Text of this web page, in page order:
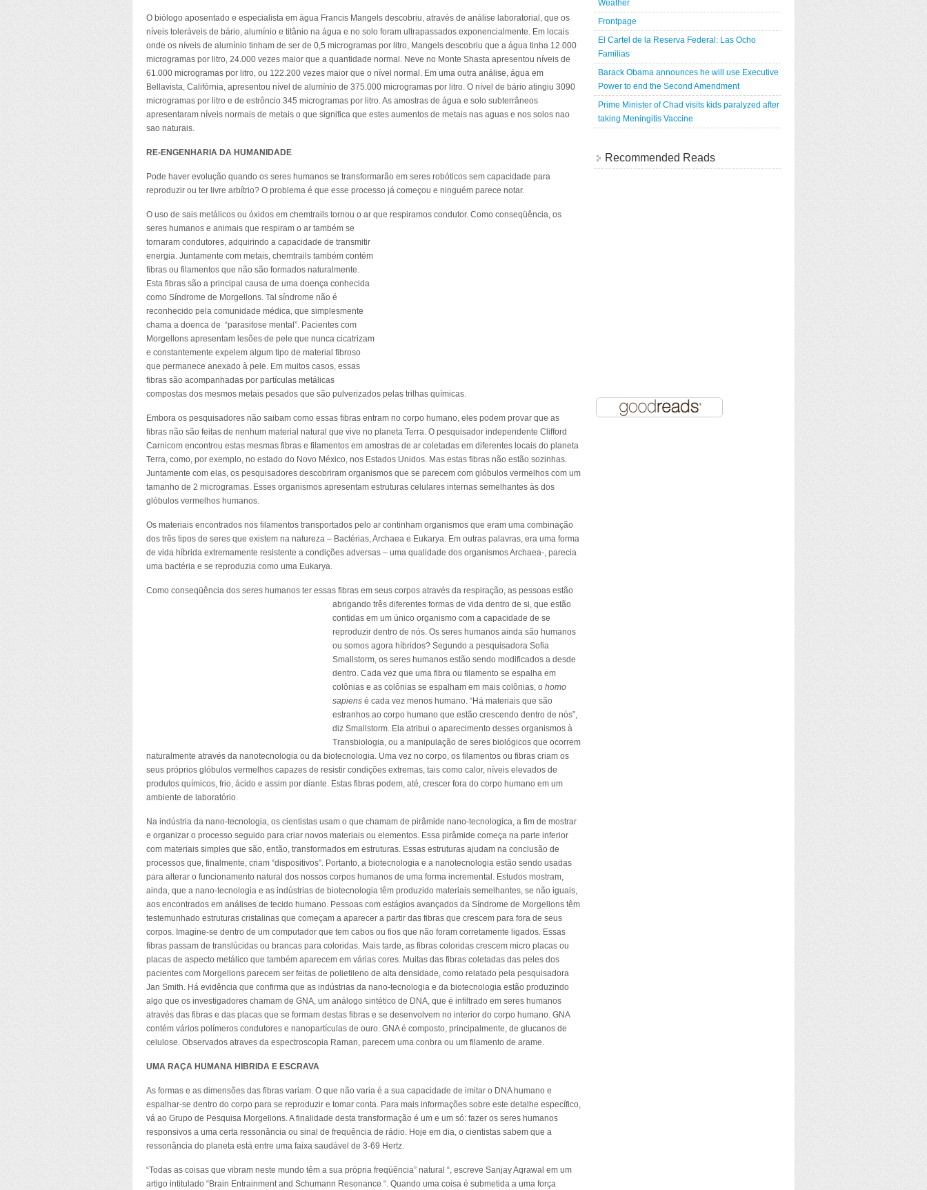
O biólogo aposentado e especialista em água Francis Mangels descobriu, através de análise laboratorial, que os
níveis toleráveis de bário, alumínio e titânio na água e no solo foram ultrapassados exponencialmente. Em locais
onde os níveis de alumínio tinham de ser de 0,5 microgramas por litro, Mangels descobriu que a água tinha 12.000
microgramas por litro, 24.000 vezes maior que a quantidade normal. Neve no Monte Shasta apresentou níveis de
61.000 microgramas por litro, ou 122.200 vezes maior que o nível normal. Em uma outra análise, água em
Bellavista, Califórnia, apresentou nível de alumínio de 375.000 microgramas por litro. O nível de bário atingiu 3090
microgramas por litro e de estrôncio 345 microgramas por litro. As amostras de água e solo subterrâneos
apresentaram níveis normais de metais o que significa que estes aumentos de metais nas aguas e nos solos nao
sao naturais.
RE-ENGENHARIA DA HUMANIDADE
Pode haver evolução quando os seres humanos se transformarão em seres robóticos sem capacidade para
reproduzir ou ter livre arbítrio? O problema é que esse processo já começou e ninguém parece notar.
O uso de sais metálicos ou óxidos em chemtrails tornou o ar que respiramos condutor. Como conseqüência, os
seres humanos e animais que respiram o ar também se
tornaram condutores, adquirindo a capacidade de transmitir
energia. Juntamente com metais, chemtrails também contém
fibras ou filamentos que não são formados naturalmente.
Esta fibras são a principal causa de uma doença conhecida
como Síndrome de Morgellons. Tal síndrome não é
reconhecido pela comunidade médica, que simplesmente
chama a doenca de “parasitose mental”. Pacientes com
Morgellons apresentam lesões de pele que nunca cicatrizam
e constantemente expelem algum tipo de material fibroso
que permanece anexado à pele. Em muitos casos, essas
fibras são acompanhadas por partículas metálicas
compostas dos mesmos metais pesados que são pulverizados pelas trilhas químicas.
Embora os pesquisadores não saibam como essas fibras entram no corpo humano, eles podem provar que as
fibras não são feitas de nenhum material natural que vive no planeta Terra. O pesquisador independente Clifford
Carnicom encontrou estas mesmas fibras e filamentos em amostras de ar coletadas em diferentes locais do planeta
Terra, como, por exemplo, no estado do Novo México, nos Estados Unidos. Mas estas fibras não estão sozinhas.
Juntamente com elas, os pesquisadores descobriram organismos que se parecem com glóbulos vermelhos com um
tamanho de 2 microgramas. Esses organismos apresentam estruturas celulares internas semelhantes às dos
glóbulos vermelhos humanos.
Os materiais encontrados nos filamentos transportados pelo ar continham organismos que eram uma combinação
dos três tipos de seres que existem na natureza – Bactérias, Archaea e Eukarya. Em outras palavras, era uma forma
de vida híbrida extremamente resistente a condições adversas – uma qualidade dos organismos Archaea-, parecia
uma bactéria e se reproduzia como uma Eukarya.
Como conseqüência dos seres humanos ter essas fibras em seus corpos através da respiração, as pessoas estão
abrigando três diferentes formas de vida dentro de si, que estão
contidas em um único organismo com a capacidade de se
reproduzir dentro de nós. Os seres humanos ainda são humanos
ou somos agora híbridos? Segundo a pesquisadora Sofia
Smallstorm, os seres humanos estão sendo modificados a desde
dentro. Cada vez que uma fibra ou filamento se espalha em
colônias e as colônias se espalham em mais colônias, o homo
sapiens é cada vez menos humano. “Há materiais que são
estranhos ao corpo humano que estão crescendo dentro de nós”,
diz Smallstorm. Ela atribui o aparecimento desses organismos à
Transbiologia, ou a manipulação de seres biológicos que ocorrem
naturalmente através da nanotecnologia ou da biotecnologia. Uma vez no corpo, os filamentos ou fibras criam os
seus próprios glóbulos vermelhos capazes de resistir condições extremas, tais como calor, níveis elevados de
produtos químicos, frio, ácido e assim por diante. Estas fibras podem, até, crescer fora do corpo humano em um
ambiente de laboratório.
Na indústria da nano-tecnologia, os cientistas usam o que chamam de pirâmide nano-tecnologica, a fim de mostrar
e organizar o processo seguido para criar novos materiais ou elementos. Essa pirâmide começa na parte inferior
com materiais simples que são, então, transformados em estruturas. Essas estruturas ajudam na conclusão de
processos que, finalmente, criam “dispositivos”. Portanto, a biotecnologia e a nanotecnologia estão sendo usadas
para alterar o funcionamento natural dos nossos corpos humanos de uma forma incremental. Estudos mostram,
ainda, que a nano-tecnologia e as indústrias de biotecnologia têm produzido materiais semelhantes, se não iguais,
aos encontrados em análises de tecido humano. Pessoas com estágios avançados da Síndrome de Morgellons têm
testemunhado estruturas cristalinas que começam a aparecer a partir das fibras que crescem para fora de seus
corpos. Imagine-se dentro de um computador que tem cabos ou fios que não foram corretamente ligados. Essas
fibras passam de translúcidas ou brancas para coloridas. Mais tarde, as fibras coloridas crescem micro placas ou
placas de aspecto metálico que também aparecem em várias cores. Muitas das fibras coletadas das peles dos
pacientes com Morgellons parecem ser feitas de polietileno de alta densidade, como relatado pela pesquisadora
Jan Smith. Há evidência que confirma que as indústrias da nano-tecnologia e da biotecnologia estão produzindo
algo que os investigadores chamam de GNA, um análogo sintético de DNA, que é infiltrado em seres humanos
através das fibras e das placas que se formam destas fibras e se desenvolvem no interior do corpo humano. GNA
contém vários polímeros condutores e nanopartículas de ouro. GNA é composto, principalmente, de glucanos de
celulose. Observados atraves da espectroscopia Raman, parecem uma conbra ou um filamento de arame.
UMA RAÇA HUMANA HIBRIDA E ESCRAVA
As formas e as dimensões das fibras variam. O que não varia é a sua capacidade de imitar o DNA humano e
espalhar-se dentro do corpo para se reproduzir e tomar conta. Para mais informações sobre este detalhe específico,
vá ao Grupo de Pesquisa Morgellons. A finalidade desta transformação é um e um só: fazer os seres humanos
responsivos a uma certa ressonância ou sinal de frequência de rádio. Hoje em dia, o cientistas sabem que a
ressonância do planeta está entre uma faixa saudável de 3-69 Hertz.
“Todas as coisas que vibram neste mundo têm a sua própria freqüência” natural “, escreve Sanjay Aqrawal em um
artigo intitulado “Brain Entrainment and Schumann Resonance “. Quando uma coisa é submetida a uma força
Weather
Frontpage
El Cartel de la Reserva Federal: Las Ocho
Familias
Barack Obama announces he will use Executive
Power to end the Second Amendment
Prime Minister of Chad visits kids paralyzed after
taking Meningitis Vaccine
Recommended Reads